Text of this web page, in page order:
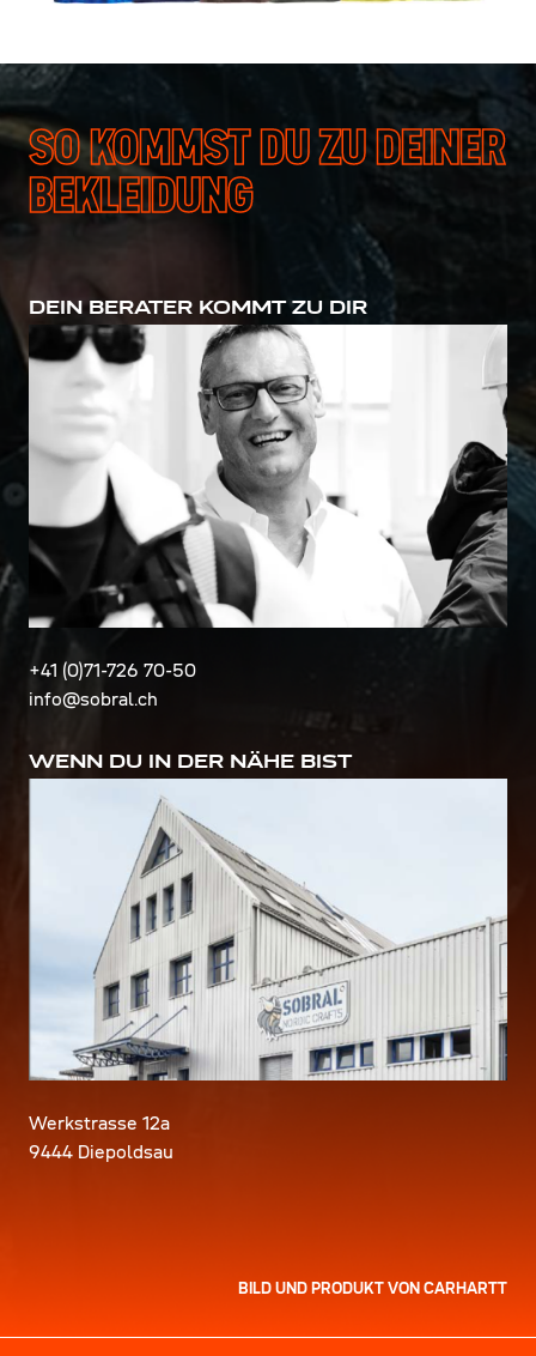
SO KOMMST DU ZU DEINER
BEKLEIDUNG
DEIN BERATER KOMMT ZU DIR
+41 (0)71-726 70-50
info@sobral.ch
WENN DU IN DER NÄHE BIST
Werkstrasse 12a
9444 Diepoldsau
BILD UND PRODUKT VON CARHARTT